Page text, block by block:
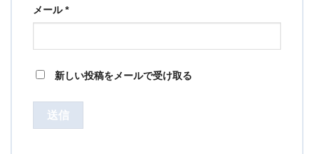
メール*
新しい投稿をメールで受け取る